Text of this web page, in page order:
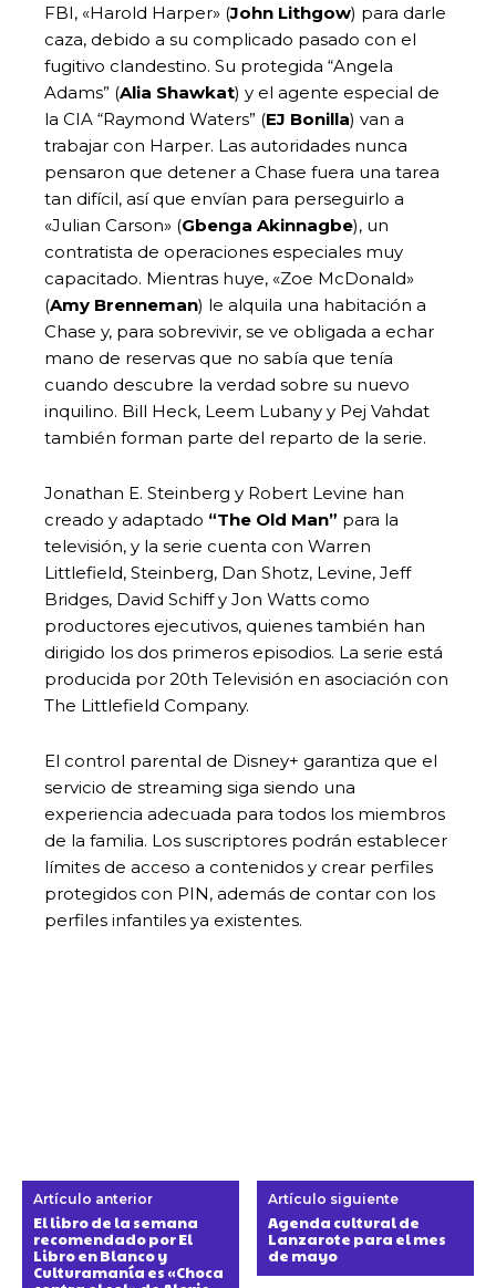
FBI, «Harold Harper» (John Lithgow) para darle
caza, debido a su complicado pasado con el
fugitivo clandestino. Su protegida “Angela
Adams” (Alia Shawkat) y el agente especial de
la CIA “Raymond Waters” (EJ Bonilla) van a
trabajar con Harper. Las autoridades nunca
pensaron que detener a Chase fuera una tarea
tan difícil, así que envían para perseguirlo a
«Julian Carson» (Gbenga Akinnagbe), un
contratista de operaciones especiales muy
capacitado. Mientras huye, «Zoe McDonald»
(Amy Brenneman) le alquila una habitación a
Chase y, para sobrevivir, se ve obligada a echar
mano de reservas que no sabía que tenía
cuando descubre la verdad sobre su nuevo
inquilino. Bill Heck, Leem Lubany y Pej Vahdat
también forman parte del reparto de la serie.
Jonathan E. Steinberg y Robert Levine han
creado y adaptado “The Old Man” para la
televisión, y la serie cuenta con Warren
Littlefield, Steinberg, Dan Shotz, Levine, Jeff
Bridges, David Schiff y Jon Watts como
productores ejecutivos, quienes también han
dirigido los dos primeros episodios. La serie está
producida por 20th Televisión en asociación con
The Littlefield Company.
El control parental de Disney+ garantiza que el
servicio de streaming siga siendo una
experiencia adecuada para todos los miembros
de la familia. Los suscriptores podrán establecer
límites de acceso a contenidos y crear perfiles
protegidos con PIN, además de contar con los
perfiles infantiles ya existentes.
Artículo anterior
El libro de la semana
recomendado por El
Libro en Blanco y
Culturamanía es «Choca
Artículo siguiente
Agenda cultural de
Lanzarote para el mes
de mayo